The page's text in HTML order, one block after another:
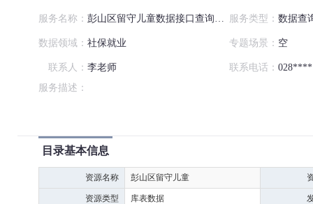
服务名称： 彭山区留守儿童数据接口查询服务 服务类型： 数据查
数据领域： 社保就业 专题场景： 空
联系人： 李老师 联系电话：
服务描述：
目录基本信息
资源名称 彭山区留守儿童
资源类型 库表数据